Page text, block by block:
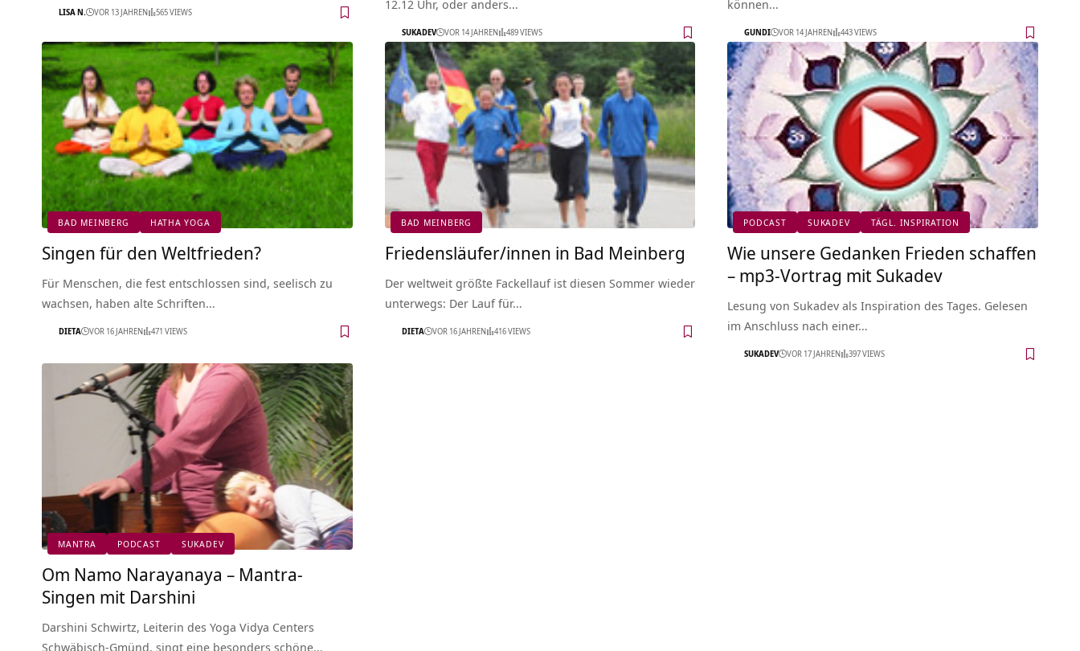
LISA N. VOR 13 JAHREN 565 VIEWS
12.12 Uhr, oder anders…
SUKADEV VOR 14 JAHREN 489 VIEWS
können…
GUNDI VOR 14 JAHREN 443 VIEWS
BAD MEINBERG HATHA YOGA
Singen für den Weltfrieden?
Für Menschen, die fest entschlossen sind, seelisch zu
wachsen, haben alte Schriften…
DIETA VOR 16 JAHREN 471 VIEWS
BAD MEINBERG
Friedensläufer/innen in Bad Meinberg
Der weltweit größte Fackellauf ist diesen Sommer wieder
unterwegs: Der Lauf für…
DIETA VOR 16 JAHREN 416 VIEWS
PODCAST SUKADEV TÄGL. INSPIRATION
Wie unsere Gedanken Frieden schaffen
– mp3-Vortrag mit Sukadev
Lesung von Sukadev als Inspiration des Tages. Gelesen
im Anschluss nach einer…
SUKADEV VOR 17 JAHREN 397 VIEWS
MANTRA PODCAST SUKADEV
Om Namo Narayanaya – Mantra-
Singen mit Darshini
Darshini Schwirtz, Leiterin des Yoga Vidya Centers
Schwäbisch-Gmünd, singt eine besonders schöne…